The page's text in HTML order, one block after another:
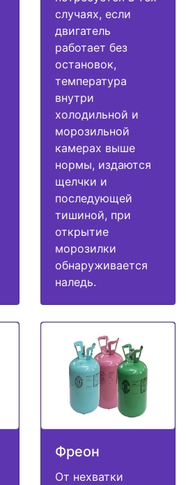
случаях, если
двигатель
работает без
остановок,
температура
внутри
холодильной и
морозильной
камерах выше
нормы, издаются
щелчки и
последующей
тишиной, при
открытие
морозилки
обнаруживается
наледь.
Фреон
От нехватки